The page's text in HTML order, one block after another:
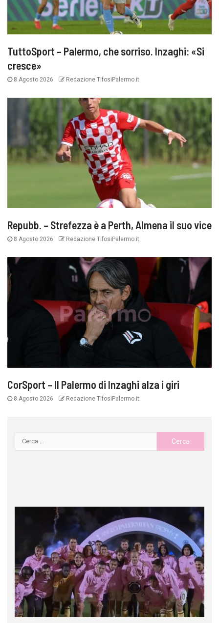
TuttoSport – Palermo, che sorriso. Inzaghi: «Si
cresce»
8 Agosto 2026 Redazione TifosiPalermo.it
Repubb. – Strefezza è a Perth, Almena il suo vice
8 Agosto 2026 Redazione TifosiPalermo.it
CorSport – Il Palermo di Inzaghi alza i giri
8 Agosto 2026 Redazione TifosiPalermo.it